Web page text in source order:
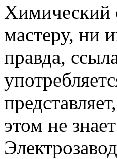
Химический
мастеру, ни
правда,
этом не